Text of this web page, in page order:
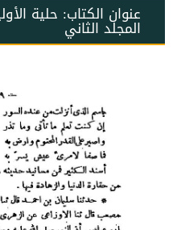
عنوان الكتاب: حلية
المجلد الثاني